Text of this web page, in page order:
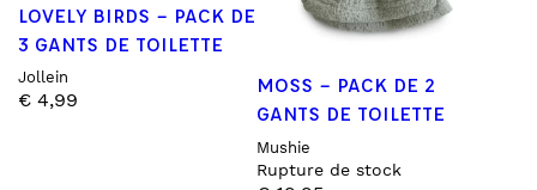
LOVELY BIRDS – PACK DE
3 GANTS DE TOILETTE
Jollein
€ 4,99
MOSS – PACK DE 2
GANTS DE TOILETTE
Mushie
Rupture de stock